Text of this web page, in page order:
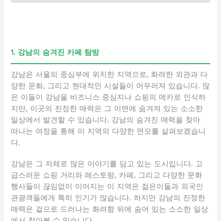
1. 강남의 숨겨진 카페 탐방
강남은 서울의 중심부에 위치한 지역으로, 화려한 외관과 다
양한 문화, 그리고 현대적인 시설들이 어우러져 있습니다. 많
은 이들이 강남을 비즈니스 중심지나 쇼핑의 메카로 인식하
지만, 이곳의 진정한 매력은 그 이면에 숨겨져 있는 소소한
일상에서 발견할 수 있습니다. 강남의 숨겨진 매력을 찾아
떠나는 여정을 통해 이 지역의 다양한 면모를 살펴보겠습니
다.
강남은 그 자체로 많은 이야기를 담고 있는 도시입니다. 고
급스러운 쇼핑 거리와 레스토랑, 카페, 그리고 다양한 문화
행사들이 끊임없이 이어지는 이 지역은 젊은이들과 외국인
관광객들에게 특히 인기가 많습니다. 하지만 강남의 진정한
매력은 겉으로 드러나는 화려함 뒤에 숨어 있는 소소한 일상